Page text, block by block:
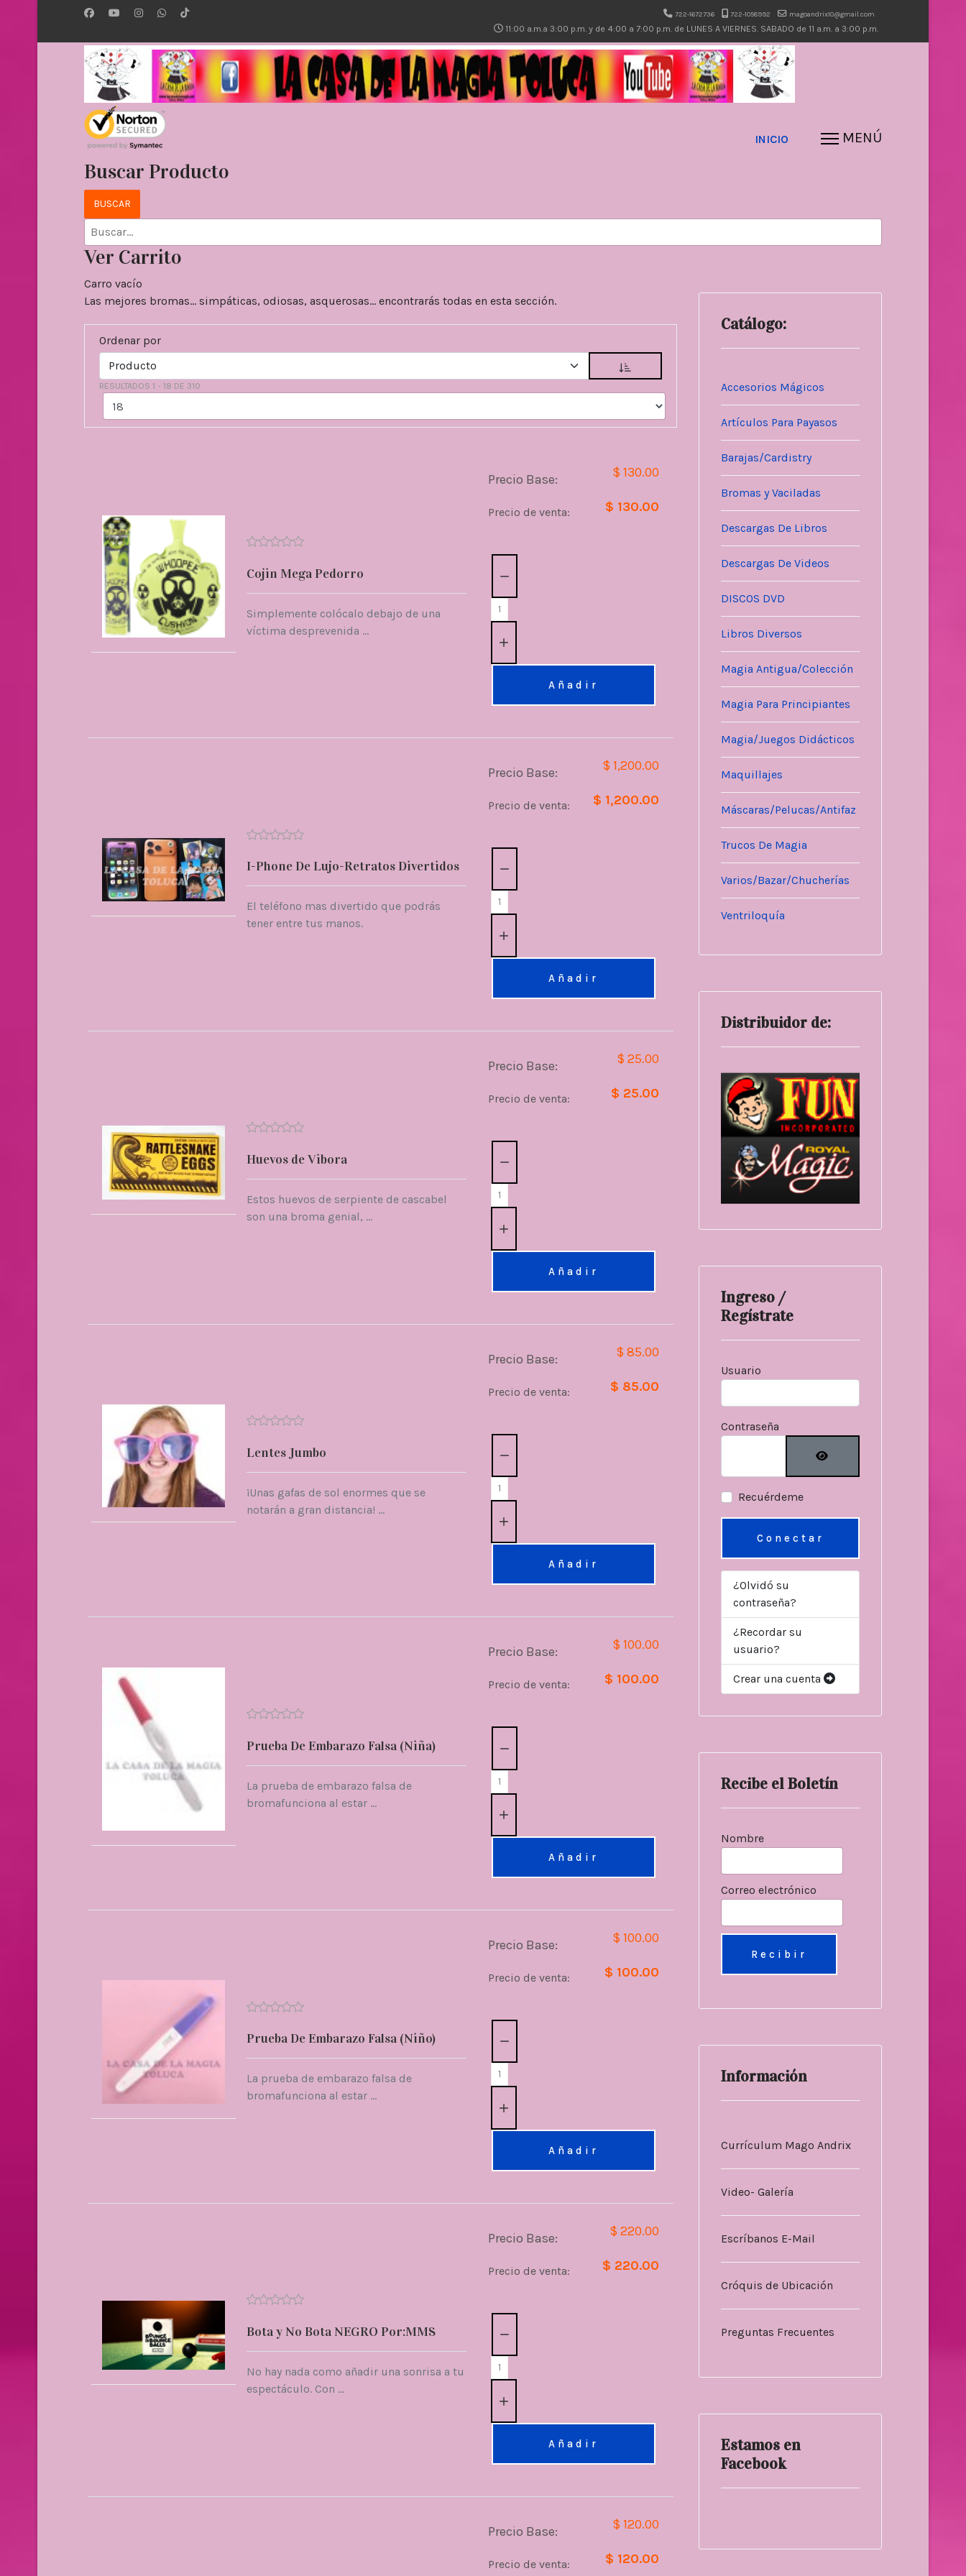
722-1672736 722-1058992 magoandrix10@gmail.com
11:00 a.m.a 3:00 p.m. y de 4:00 a 7:00 p.m. de LUNES A VIERNES. SABADO de 11 a.m. a 3:00 p.m.
INICIO
Buscar Producto
Ver Carrito
Carro vacío
Las mejores bromas... simpáticas, odiosas, asquerosas... encontrarás todas en esta sección.
Ordenar por
RESULTADOS 1 - 18 DE 310
Cojin Mega Pedorro
Simplemente colócalo debajo de una
víctima desprevenida ...
Precio Base: $ 130.00
Precio de venta: $ 130.00
Añadir
I-Phone De Lujo-Retratos Divertidos
El teléfono mas divertido que podrás
tener entre tus manos.
Precio Base: $ 1,200.00
Precio de venta: $ 1,200.00
Añadir
Huevos de Vibora
Estos huevos de serpiente de cascabel
son una broma genial, ...
Precio Base: $ 25.00
Precio de venta: $ 25.00
Añadir
Lentes Jumbo
¡Unas gafas de sol enormes que se
notarán a gran distancia! ...
Precio Base: $ 85.00
Precio de venta: $ 85.00
Añadir
Prueba De Embarazo Falsa (Niña)
La prueba de embarazo falsa de
bromafunciona al estar ...
Precio Base: $ 100.00
Precio de venta: $ 100.00
Añadir
Prueba De Embarazo Falsa (Niño)
La prueba de embarazo falsa de
bromafunciona al estar ...
Precio Base: $ 100.00
Precio de venta: $ 100.00
Añadir
Bota y No Bota NEGRO Por:MMS
No hay nada como añadir una sonrisa a tu
espectáculo. Con ...
Precio Base: $ 220.00
Precio de venta: $ 220.00
Añadir
Precio Base: $ 120.00
Precio de venta: $ 120.00
Catálogo:
Accesorios Mágicos
Artículos Para Payasos
Barajas/Cardistry
Bromas y Vaciladas
Descargas De Libros
Descargas De Videos
DISCOS DVD
Libros Diversos
Magia Antigua/Colección
Magia Para Principiantes
Magia/Juegos Didácticos
Maquillajes
Máscaras/Pelucas/Antifaz
Trucos De Magia
Varios/Bazar/Chucherías
Ventriloquía
Distribuidor de:
Ingreso /
Regístrate
Usuario
Contraseña
Recuérdeme
Conectar
¿Olvidó su
contraseña?
¿Recordar su
usuario?
Crear una cuenta
Recibe el Boletín
Nombre
Correo electrónico
Información
Currículum Mago Andrix
Video- Galería
Escríbanos E-Mail
Cróquis de Ubicación
Preguntas Frecuentes
Estamos en
Facebook